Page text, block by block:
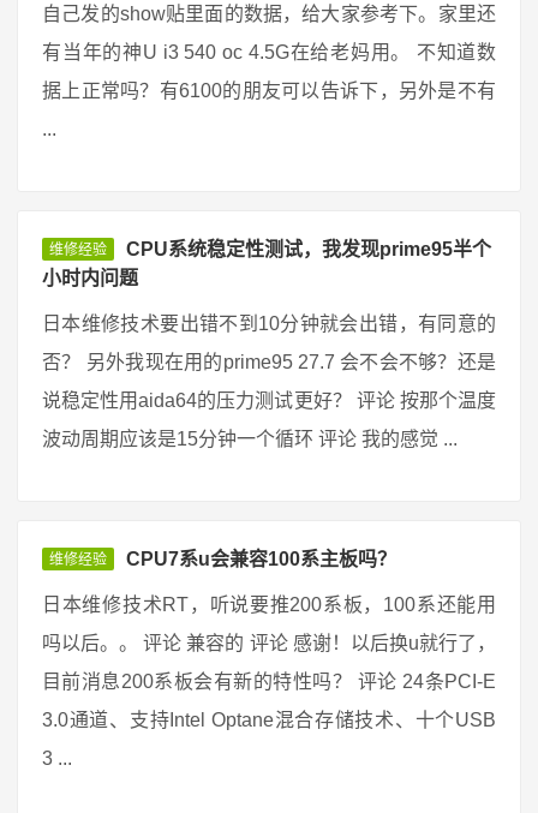
自己发的show贴里面的数据，给大家参考下。家里还
有当年的神U i3 540 oc 4.5G在给老妈用。 不知道数
据上正常吗？有6100的朋友可以告诉下，另外是不有
...
维修经验
CPU系统稳定性测试，我发现prime95半个
小时内问题
日本维修技术要出错不到10分钟就会出错，有同意的
否？ 另外我现在用的prime95 27.7 会不会不够？还是
说稳定性用aida64的压力测试更好？ 评论 按那个温度
波动周期应该是15分钟一个循环 评论 我的感觉 ...
维修经验 CPU7系u会兼容100系主板吗？
日本维修技术RT，听说要推200系板，100系还能用
吗以后。。 评论 兼容的 评论 感谢！以后换u就行了，
目前消息200系板会有新的特性吗？ 评论 24条PCI-E
3.0通道、支持Intel Optane混合存储技术、十个USB
3 ...